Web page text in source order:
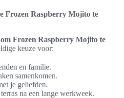
Frozen Raspberry Mojito te
Frozen Raspberry Mojito te
keuze voor:
en familie.
samenkomen.
je geliefden.
na een lange werkweek.